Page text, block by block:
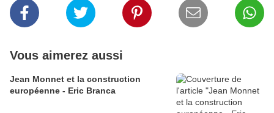
Vous aimerez aussi
Jean Monnet et la construction
européenne - Eric Branca